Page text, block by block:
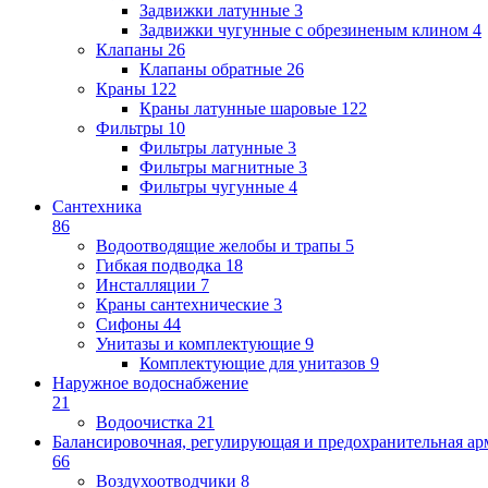
Задвижки латунные 3
Задвижки чугунные с обрезиненым клином 4
Клапаны 26
Клапаны обратные 26
Краны 122
Краны латунные шаровые 122
Фильтры 10
Фильтры латунные 3
Фильтры магнитные 3
Фильтры чугунные 4
Сантехника
86
Водоотводящие желобы и трапы 5
Гибкая подводка 18
Инсталляции 7
Краны сантехнические 3
Сифоны 44
Унитазы и комплектующие 9
Комплектующие для унитазов 9
Наружное водоснабжение
21
Водоочистка 21
Балансировочная, регулирующая и предохранительная
66
Воздухоотводчики 8